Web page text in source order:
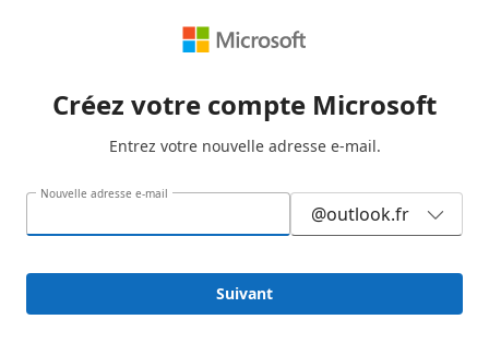
Créez votre compte Microsoft
Entrez votre nouvelle adresse e-mail.
Nouvelle adresse e-mail
@outlook.fr
Suivant